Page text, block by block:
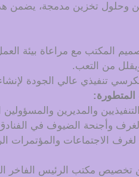
وحلول تخزين مدمجة، يضمن
المكتب مع مراعاة بيئة
من التعب.
تنفيذي عالي الجودة
المتطورة:
التنفيذيين والمديرين
لغرف وأجنحة الضيوف في
لغرف الاجتماعات والمؤتمرات
تخصيص مكتب الرئيس الفاخر